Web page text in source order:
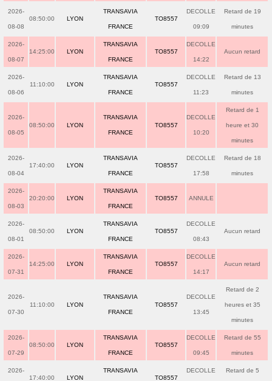
2026-
08-08
08:50:00 LYON
TRANSAVIA
FRANCE
TO8557
DECOLLE
09:09
Retard de 19
minutes
2026-
08-07
14:25:00 LYON
TRANSAVIA
FRANCE
TO8557
DECOLLE
14:22
Aucun retard
2026-
08-06
11:10:00 LYON
TRANSAVIA
FRANCE
TO8557
DECOLLE
11:23
Retard de 13
minutes
2026-
08-05
08:50:00 LYON
TRANSAVIA
FRANCE
TO8557
DECOLLE
10:20
Retard de 1
heure et 30
minutes
2026-
08-04
17:40:00 LYON
TRANSAVIA
FRANCE
TO8557
DECOLLE
17:58
Retard de 18
minutes
2026-
08-03
20:20:00 LYON
TRANSAVIA
FRANCE
TO8557 ANNULE
2026-
08-01
08:50:00 LYON
TRANSAVIA
FRANCE
TO8557
DECOLLE
08:43
Aucun retard
2026-
07-31
14:25:00 LYON
TRANSAVIA
FRANCE
TO8557
DECOLLE
14:17
Aucun retard
2026-
07-30
11:10:00 LYON
TRANSAVIA
FRANCE
TO8557
DECOLLE
13:45
Retard de 2
heures et 35
minutes
2026-
07-29
08:50:00 LYON
TRANSAVIA
FRANCE
TO8557
DECOLLE
09:45
Retard de 55
minutes
2026-
17:40:00 LYON
TRANSAVIA
TO8557
DECOLLE Retard de 5